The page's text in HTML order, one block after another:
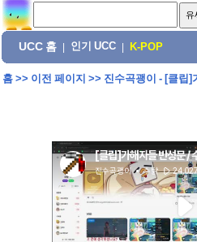
UCC 홈 인기 UCC K-POP
홈>> 이전 페이지 >> 진수곡괭이 - [클립]